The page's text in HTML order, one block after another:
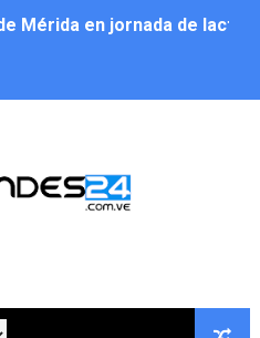
Mérida en jornada de
jornada recreativa a la
residencial en la